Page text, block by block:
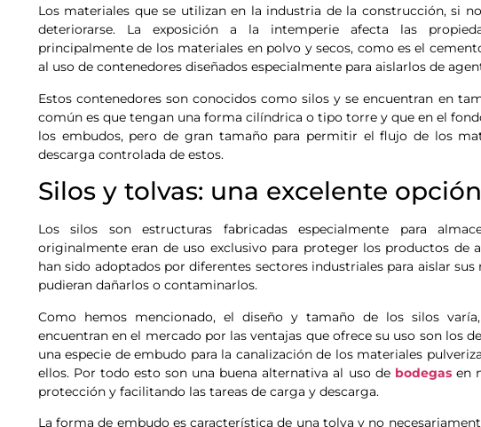
Los materiales que se utilizan en la industria de la construcción, si
deteriorarse. La exposición a la intemperie afecta las
principalmente de los materiales en polvo y secos, como es el
al uso de contenedores diseñados especialmente para aislarlos de
Estos contenedores son conocidos como silos y se encuentran en
común es que tengan una forma cilíndrica o tipo torre y que en el
los embudos, pero de gran tamaño para permitir el flujo de los
descarga controlada de estos.
Silos y tolvas: una excelente opción
Los silos son estructuras fabricadas especialmente para
originalmente eran de uso exclusivo para proteger los productos de
han sido adoptados por diferentes sectores industriales para aislar
pudieran dañarlos o contaminarlos.
Como hemos mencionado, el diseño y tamaño de los silos
encuentran en el mercado por las ventajas que ofrece su uso son los
una especie de embudo para la canalización de los materiales
ellos. Por todo esto son una buena alternativa al uso de bodegasen
protección y facilitando las tareas de carga y descarga.
La forma de embudo es característica de una tolva y no